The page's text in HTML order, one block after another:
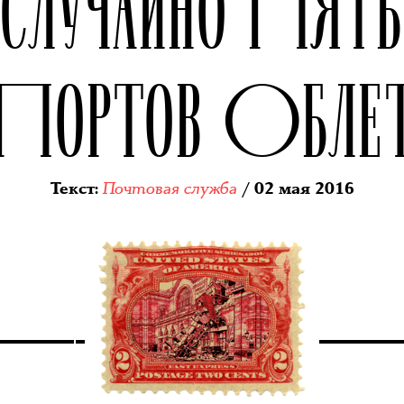
Текст:Почтовая служба / 02 мая 2016